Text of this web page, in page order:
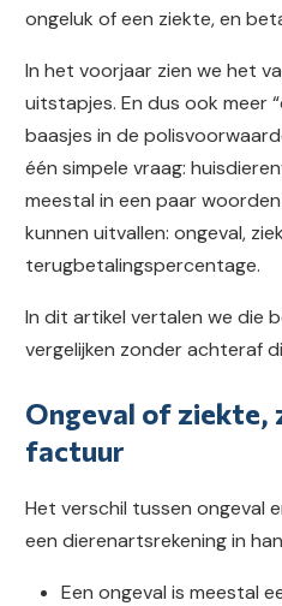
ongeluk of een ziekte, en
In het voorjaar zien we het
uitstapjes. En dus ook meer
baasjes in de
één simpele vraag:
meestal in een paar
kunnen uitvallen: ongeval,
terugbetalingspercentage.
In dit artikel vertalen we die
vergelijken zonder achteraf
Ongeval of ziekte,
factuur
Het verschil tussen ongeval
een dierenartsrekening in
Een ongeval is meestal